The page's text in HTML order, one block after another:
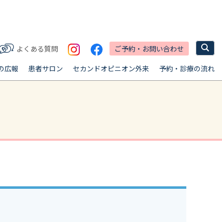
よくある質問 ご予約・お問い合わせ
広報 患者サロン セカンドオピニオン外来 予約・診療の流れ